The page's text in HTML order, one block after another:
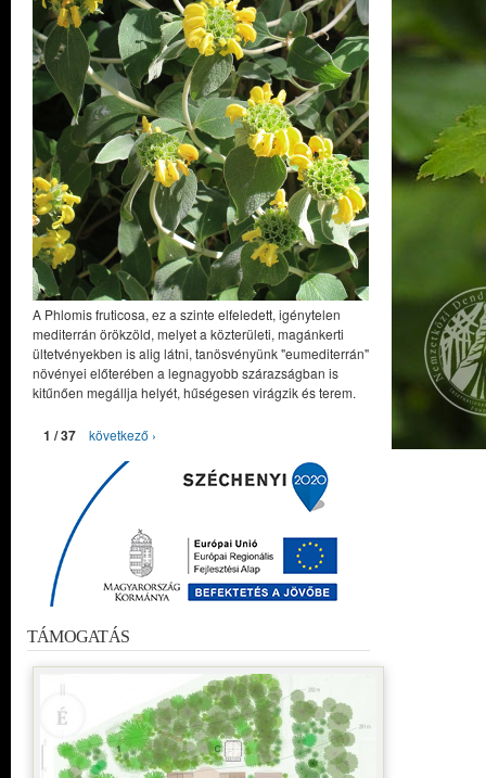
A Phlomis fruticosa, ez a szinte elfeledett, igénytelen
mediterrán örökzöld, melyet a közterületi, magánkerti
ültetvényekben is alig látni, tanösvényünk "eumediterrán"
növényei előterében a legnagyobb szárazságban is
kitűnően megállja helyét, hűségesen virágzik és terem.
1 / 37 következő ›
TÁMOGATÁS